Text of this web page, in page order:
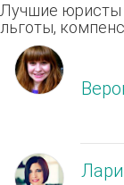
Лучшие юристы
льготы,